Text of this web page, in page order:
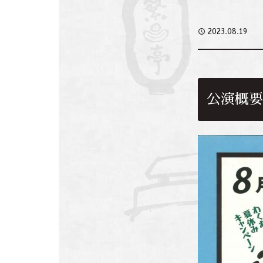
access_time 2023.08.19
公演概要